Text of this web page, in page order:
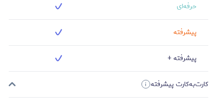
حرفه‌ای
پیشرفته
پیشرفته +
کارت‌به‌کارت پیشرفته